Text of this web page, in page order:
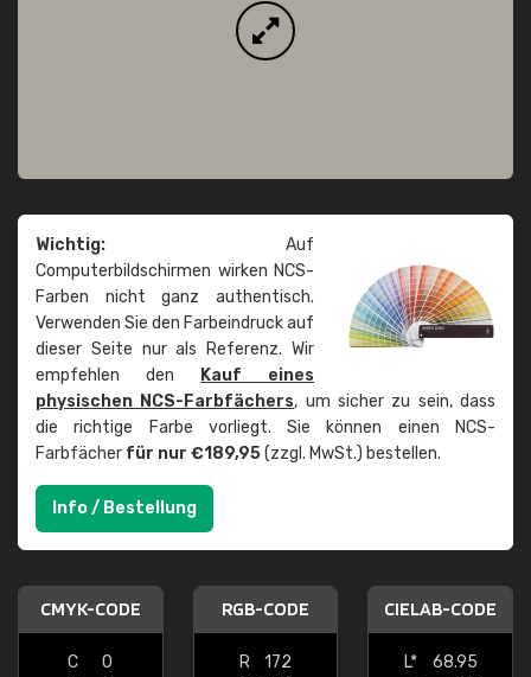
Wichtig: Auf
Computerbildschirmen wirken NCS-
Farben nicht ganz authentisch.
Verwenden Sie den Farbeindruck auf
dieser Seite nur als Referenz. Wir
empfehlen den
Kauf eines
physischen NCS-Farbfächers, um sicher zu sein, dass
die richtige Farbe vorliegt. Sie können einen NCS-
Farbfächer für nur €189,95(zzgl. MwSt.) bestellen.
Info / Bestellung
CMYK-CODE
C
0
RGB-CODE
R
172
CIELAB-CODE
L*
68.95